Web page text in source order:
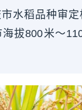
水稻品种审
拔800米～